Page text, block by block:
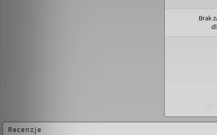
Brak
Recenzje